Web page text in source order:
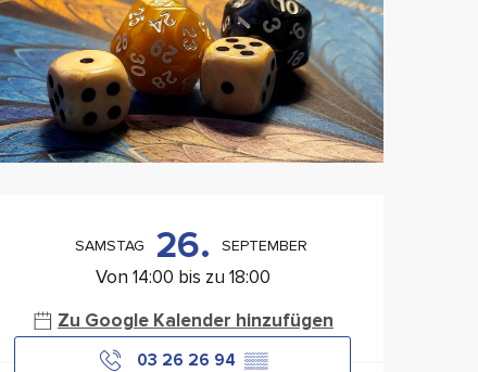
Öffnungszeiten &
SAMSTAG 26. SEPTEMBER
Von 14:00 bis zu 18:00
Zu Google Kalender hinzufügen
03 26 26 94 ▒▒